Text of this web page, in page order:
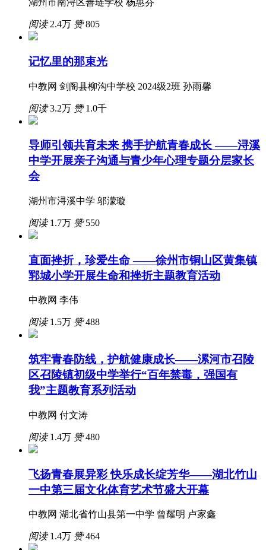
湖州市南浔区善琏学校 杨惠芬
阅读2.4万 赞805
记忆里的那束光
中教网 剑阁县柳沟中学校 2024级2班 孙雨馨
阅读3.2万 赞1.0千
导师引领共育未来 携手护航青春成长 ——浔溪
中学开展亲子沟通与青少年心理专题分层家长
会
湖州市浔溪中学 邬濛璇
阅读1.7万 赞550
直面挫折，珍爱生命 ——徐州市铜山区黄集镇
郓城小学开展生命和挫折主题教育活动
中教网 李伟
阅读1.5万 赞488
筑牢青春防线，护航健康成长——漯河市召陵
区召陵镇初级中学举行“百年禁毒，强国有
我”主题教育系列活动
中教网 付文涛
阅读1.4万 赞480
飞扬青春展异彩 快乐成长绽芳华——湖北竹山
一中第三届文化体育艺术节盛大开幕
中教网 湖北省竹山县第一中学 曾耀明 卢家鑫
阅读1.4万 赞464